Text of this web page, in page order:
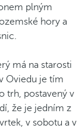
plným
hory a
má na starosti
Oviedu je tím
trh, postavený v
že je jedním z
v sobotu a v